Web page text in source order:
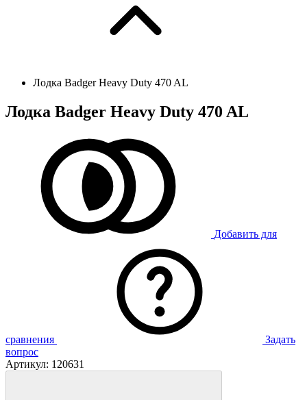
Лодка Badger Heavy Duty 470 AL
Лодка Badger Heavy Duty 470 AL
Добавить для
сравнения
Задать
вопрос
Артикул: 120631